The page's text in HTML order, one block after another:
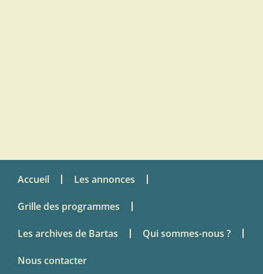
Accueil Les annonces
Grille des programmes
Les archives de Bartas Qui sommes-nous ?
Nous contacter